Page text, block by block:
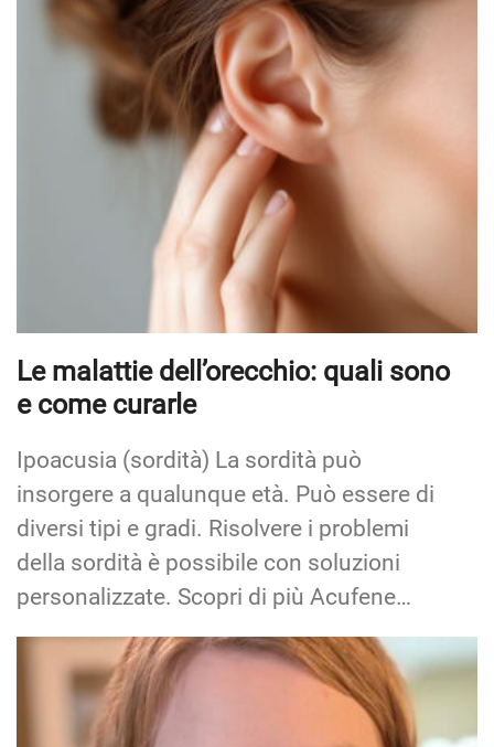
Le malattie dell’orecchio: quali sono
e come curarle
Ipoacusia (sordità) La sordità può
insorgere a qualunque età. Può essere di
diversi tipi e gradi. Risolvere i problemi
della sordità è possibile con soluzioni
personalizzate. Scopri di più Acufene…